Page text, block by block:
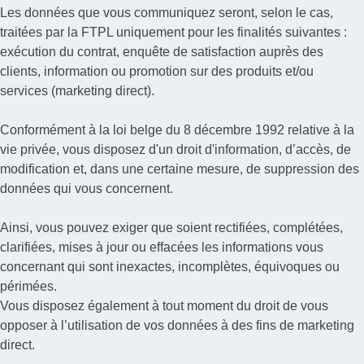
Les données que vous communiquez seront, selon le cas,
traitées par la FTPL uniquement pour les finalités suivantes :
exécution du contrat, enquête de satisfaction auprès des
clients, information ou promotion sur des produits et/ou
services (marketing direct).
Conformément à la loi belge du 8 décembre 1992 relative à la
vie privée, vous disposez d'un droit d'information, d’accès, de
modification et, dans une certaine mesure, de suppression des
données qui vous concernent.
Ainsi, vous pouvez exiger que soient rectifiées, complétées,
clarifiées, mises à jour ou effacées les informations vous
concernant qui sont inexactes, incomplètes, équivoques ou
périmées.
Vous disposez également à tout moment du droit de vous
opposer à l’utilisation de vos données à des fins de marketing
direct.